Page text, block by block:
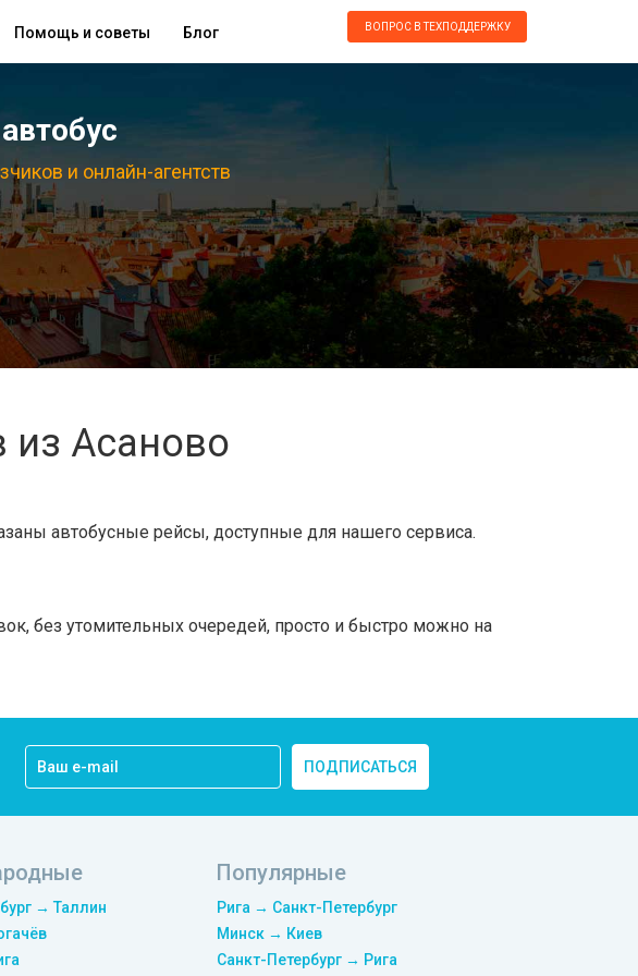
Помощь и советы Блог ВОПРОС В ТЕХПОДДЕРЖКУ
и онлайн-агентств
из Асаново
автобусные рейсы, доступные для нашего сервиса.
без утомительных очередей, просто и быстро можно на
ПОДПИСАТЬСЯ
→ Таллин
Популярные
Рига → Санкт-Петербург
Минск → Киев
Санкт-Петербург → Рига